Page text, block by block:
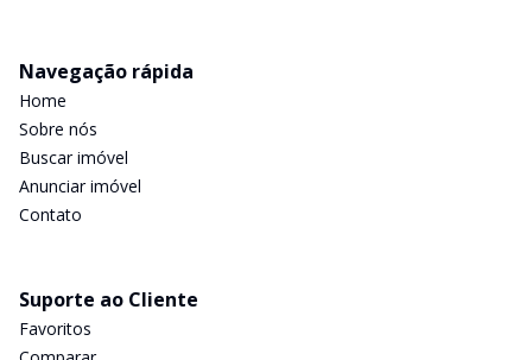
Navegação rápida
Home
Sobre nós
Buscar imóvel
Anunciar imóvel
Contato
Suporte ao Cliente
Favoritos